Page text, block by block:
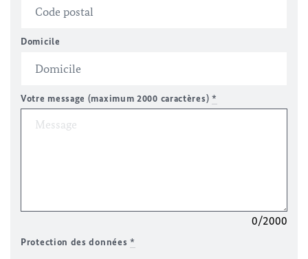
Domicile
Votre message (maximum 2000 caractères) *
0/2000
Protection des données*